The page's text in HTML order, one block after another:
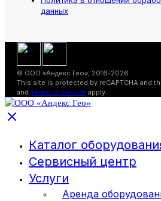
данных
© ООО «Андекс Гео», 2016-2026
This site is protected by reCAPTCHA and
and Terms of Service apply.
Каталог
Сервисный центр
Услуги
Аренда